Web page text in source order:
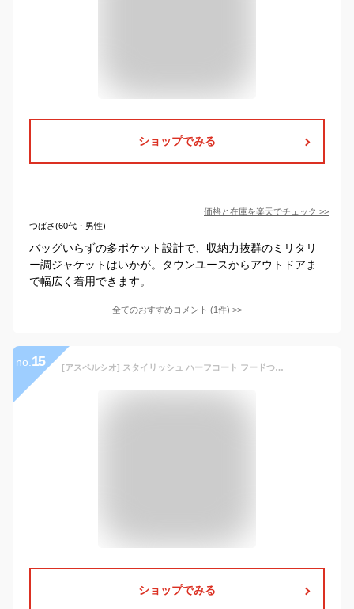
ショップでみる
価格と在庫を楽天でチェック >>
つばさ(60代・男性)
バッグいらずの多ポケット設計で、収納力抜群のミリタリ
ー調ジャケットはいかが。タウンユースからアウトドアま
で幅広く着用できます。
全てのおすすめコメント (1件) >
no. 15 [アスペルシオ] スタイリッシュ ハーフコート フードつき ストリート系 アウター メンズ 長袖 ジップアップ ウィンドブレーカー ビター系 きれいめ ポケット デザイン モード ファッション アッタカ 御洒落 カッコイイ コート ジッパー パーカー ブルゾン ミリタリー アウトドア ジャケット キャンプ 防寒 暖かい ファスナー ジャンパー 防寒防風 上着 フィールドコート (XL) ブラウン
ショップでみる